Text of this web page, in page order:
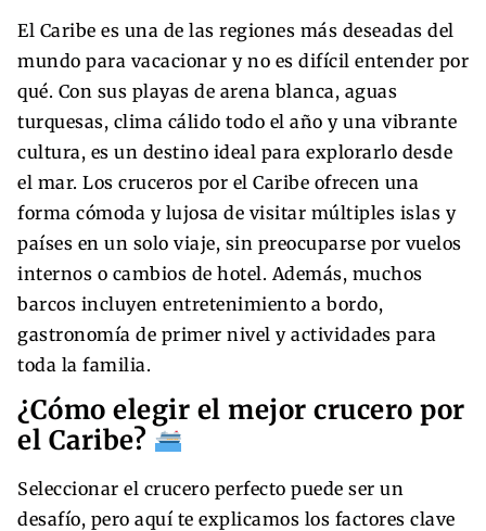
El Caribe es una de las regiones más deseadas del
mundo para vacacionar y no es difícil entender por
qué. Con sus playas de arena blanca, aguas
turquesas, clima cálido todo el año y una vibrante
cultura, es un destino ideal para explorarlo desde
el mar. Los cruceros por el Caribe ofrecen una
forma cómoda y lujosa de visitar múltiples islas y
países en un solo viaje, sin preocuparse por vuelos
internos o cambios de hotel. Además, muchos
barcos incluyen entretenimiento a bordo,
gastronomía de primer nivel y actividades para
toda la familia.
¿Cómo elegir el mejor crucero por
el Caribe?
Seleccionar el crucero perfecto puede ser un
desafío, pero aquí te explicamos los factores clave